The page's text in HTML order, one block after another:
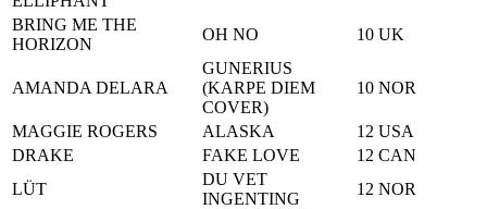
BRING ME THE
HORIZON
OH NO 10 UK
AMANDA DELARA
GUNERIUS
(KARPE DIEM
COVER)
10 NOR
MAGGIE ROGERS ALASKA 12 USA
DRAKE
FAKE LOVE 12 CAN
LÜT
DU VET
INGENTING
12 NOR